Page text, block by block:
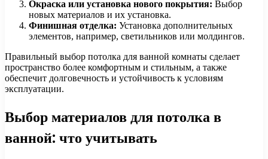
Окраска или установка нового покрытия: Выбор
новых материалов и их установка.
Финишная отделка: Установка дополнительных
элементов, например, светильников или молдингов.
Правильный выбор потолка для ванной комнаты сделает
пространство более комфортным и стильным, а также
обеспечит долговечность и устойчивость к условиям
эксплуатации.
Выбор материалов для потолка в
ванной: что учитывать